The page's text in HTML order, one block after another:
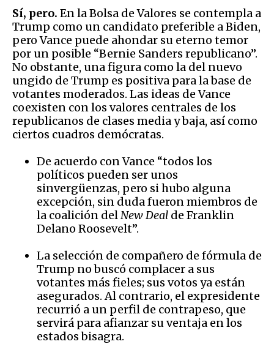
Sí, pero. En la Bolsa de Valores se contempla a
Trump como un candidato preferible a Biden,
pero Vance puede ahondar su eterno temor
por un posible “Bernie Sanders republicano”.
No obstante, una figura como la del nuevo
ungido de Trump es positiva para la base de
votantes moderados. Las ideas de Vance
coexisten con los valores centrales de los
republicanos de clases media y baja, así como
ciertos cuadros demócratas.
De acuerdo con Vance “todos los
políticos pueden ser unos
sinvergüenzas, pero si hubo alguna
excepción, sin duda fueron miembros de
la coalición delNew Deal de Franklin
Delano Roosevelt”.
La selección de compañero de fórmula de
Trump no buscó complacer a sus
votantes más fieles; sus votos ya están
asegurados. Al contrario, el expresidente
recurrió a un perfil de contrapeso, que
servirá para afianzar su ventaja en los
estados bisagra.